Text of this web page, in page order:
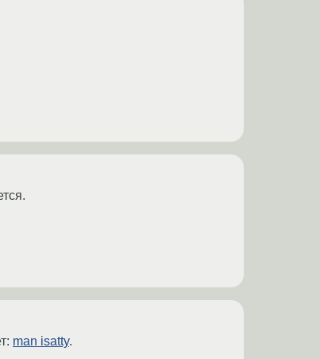
man isatty.